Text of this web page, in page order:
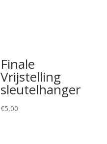
Finale
Vrijstelling
sleutelhanger
€5,00